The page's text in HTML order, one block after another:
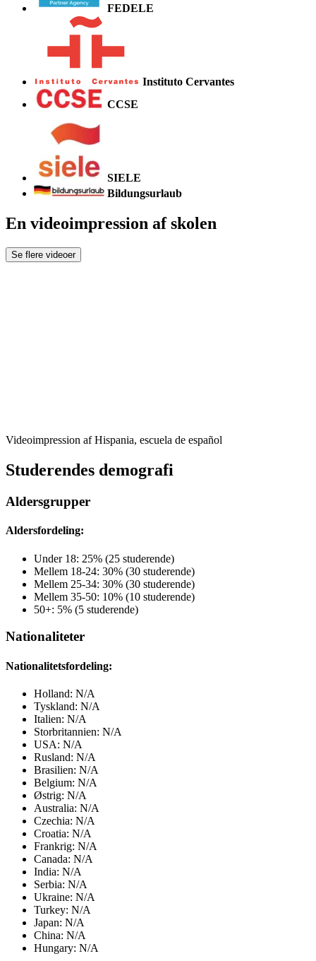
FEDELE
Instituto Cervantes
CCSE
SIELE
Bildungsurlaub
En videoimpression af skolen
Se flere videoer
Videoimpression af Hispania, escuela de español
Studerendes demografi
Aldersgrupper
Aldersfordeling:
Under 18: 25% (25 studerende)
Mellem 18-24: 30% (30 studerende)
Mellem 25-34: 30% (30 studerende)
Mellem 35-50: 10% (10 studerende)
50+: 5% (5 studerende)
Nationaliteter
Nationalitetsfordeling:
Holland: N/A
Tyskland: N/A
Italien: N/A
Storbritannien: N/A
USA: N/A
Rusland: N/A
Brasilien: N/A
Belgium: N/A
Østrig: N/A
Australia: N/A
Czechia: N/A
Croatia: N/A
Frankrig: N/A
Canada: N/A
India: N/A
Serbia: N/A
Ukraine: N/A
Turkey: N/A
Japan: N/A
China: N/A
Hungary: N/A